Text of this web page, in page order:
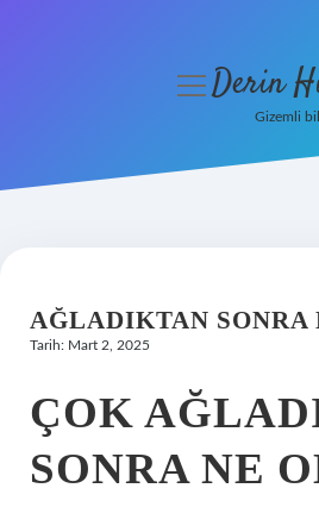
Hakkımızda
menüyüDerin
Gizemli
AĞLADIKTAN SONRA
Tarih: Mart 2, 2025
ÇOK
SONRA NE